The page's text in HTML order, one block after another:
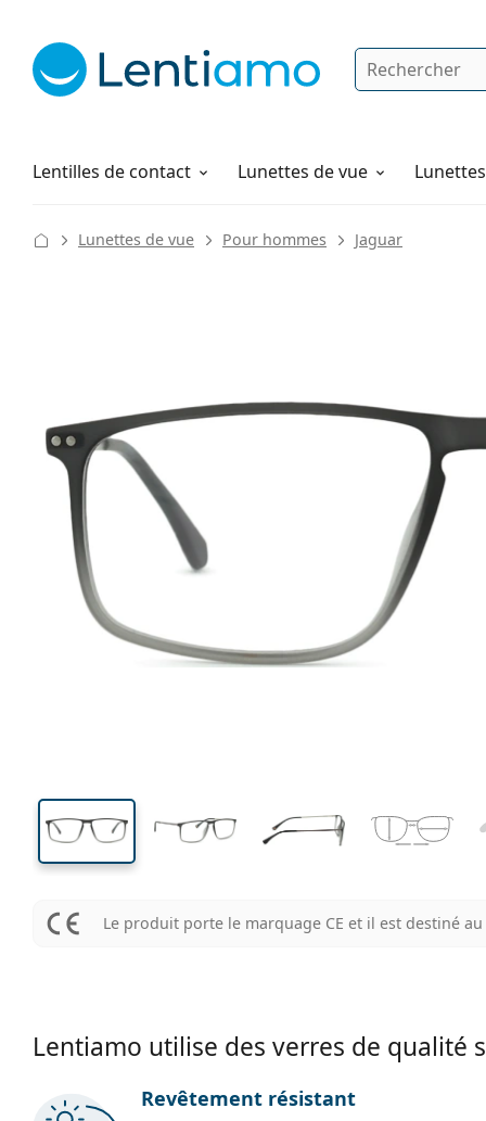
Rechercher
Lentilles de contact
Produits d'entretien Lunettes de vue
Comment commander
Lunettes de vue Pour hommes Jaguar
38 mm
Hauteur des verres Largeur des verres
des verres
Le produit porte le marquage CE et il est destiné
Lentiamo utilise des verres de qualité
Revêtement résistant